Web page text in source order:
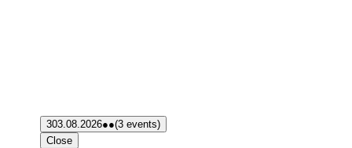
303.08.2026●●(3 events)
Close